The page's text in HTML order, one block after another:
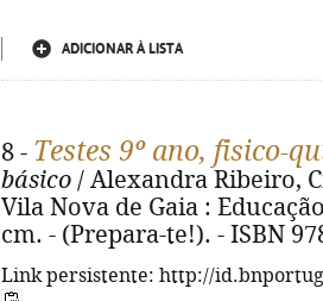
ADICIONAR À LISTA
8 - Testes 9º ano, fisico-
básico / Alexandra Ribeiro,
Vila Nova de Gaia :
cm. - (Prepara-te!). - ISBN
Link persistente: http://